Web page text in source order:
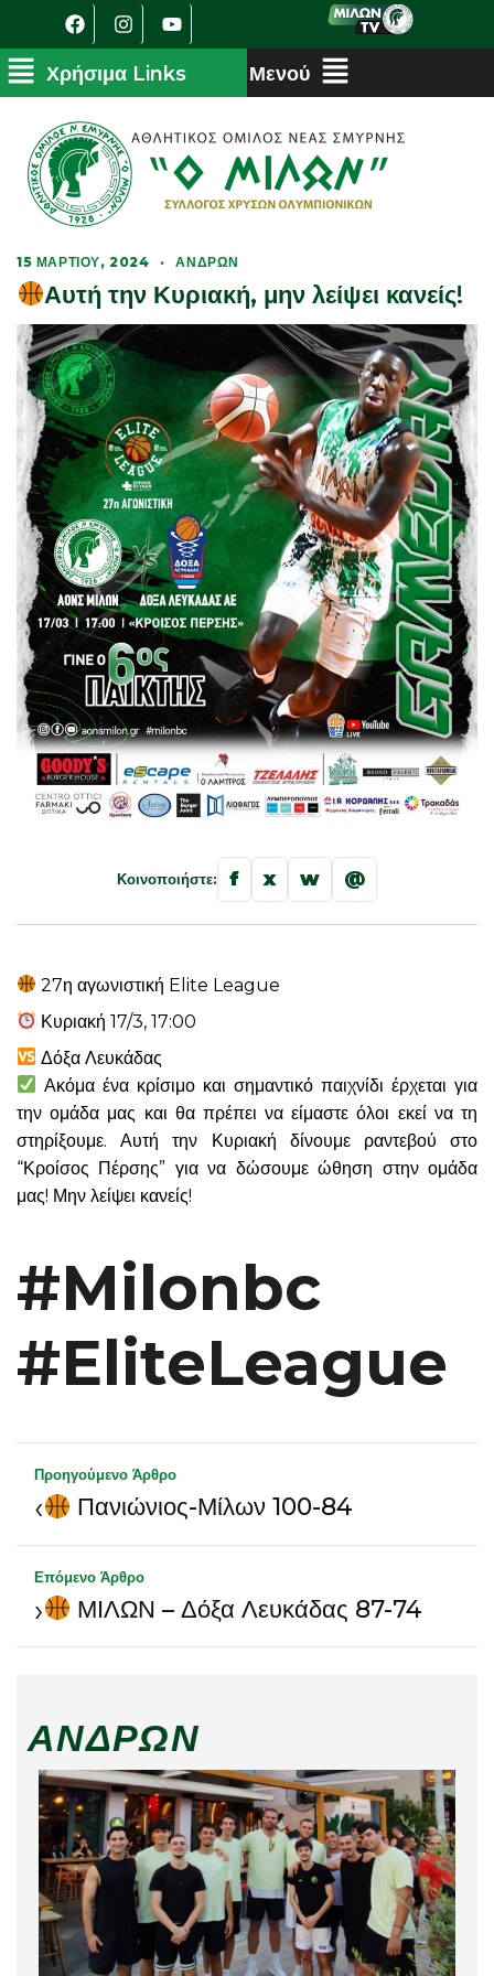
15 ΜΑΡΤΊΟΥ, 2024 · ΑΝΔΡΏΝ
Αυτή την Κυριακή, μην λείψει κανείς!
Κοινοποιήστε: f x w @
27η αγωνιστική Elite League
Κυριακή 17/3, 17:00
Δόξα Λευκάδας
Ακόμα ένα κρίσιμο και σημαντικό παιχνίδι έρχεται για
την ομάδα μας και θα πρέπει να είμαστε όλοι εκεί να τη
στηρίξουμε. Αυτή την Κυριακή δίνουμε ραντεβού στο
“Κροίσος Πέρσης” για να δώσουμε ώθηση στην ομάδα
μας! Μην λείψει κανείς!
#Milonbc
#EliteLeague
Προηγούμενο Άρθρο
‹ Πανιώνιος-Μίλων 100-84
Επόμενο Άρθρο
› ΜΙΛΩΝ – Δόξα Λευκάδας 87-74
ΑΝΔΡΏΝ